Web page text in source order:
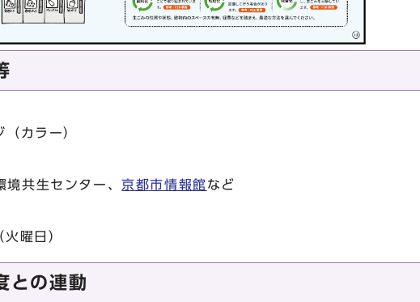
カラー）
境共生センター、京都市情報館など
曜日）
との連動